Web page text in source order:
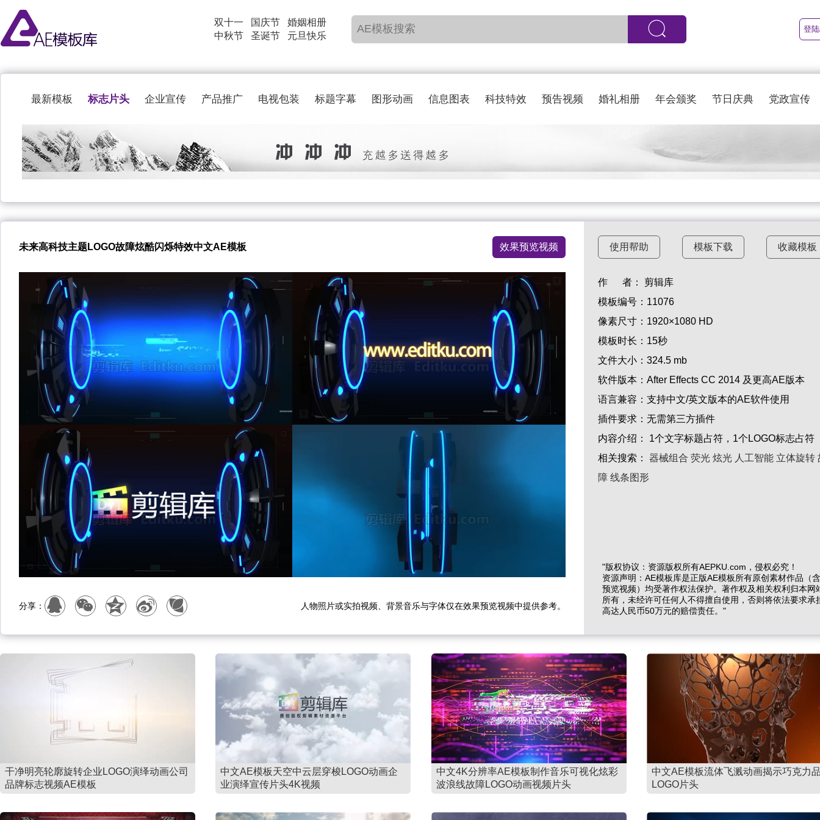
双十一
中秋节
国庆节
圣诞节
婚姻相册
元旦快乐
登
最新模板 标志片头 企业宣传 产品推广 电视包装 标题字幕 图形动画 信息图表 科技特效 预告视频 婚礼相册 年会颁奖 节日庆典 党政宣传
未来高科技主题LOGO故障炫酷闪烁特效中文AE模板 效果预览视频
分享： 人物照片或实拍视频、背景音乐与字体仅在效果预览视频中提供参考。
使用帮助 模板下载 收藏模板
作 者：
剪辑库
模板编号： 11076
像素尺寸： 1920×1080 HD
模板时长： 15秒
文件大小： 324.5 mb
软件版本： After Effects CC 2014 及更高AE版本
语言兼容： 支持中文/英文版本的AE软件使用
插件要求： 无需第三方插件
内容介绍：
1个文字标题占符，1个LOGO标志占符
相关搜索： 器械组合 荧光 炫光 人工智能 立体旋转
障 线条图形
"版权协议：资源版权所有AEPKU.com，侵权必究！
资源声明：AE模板库是正版AE模板所有原创素材作品（含
预览视频）均受著作权法保护。著作权及相关权利归本网
所有，未经许可任何人不得擅自使用，否则将依法要求承
高达人民币50万元的赔偿责任。"
干净明亮轮廓旋转企业LOGO演绎动画公司
品牌标志视频AE模板
中文AE模板天空中云层穿梭LOGO动画企
业演绎宣传片头4K视频
中文4K分辨率AE模板制作音乐可视化炫彩
波浪线故障LOGO动画视频片头
中文AE模板流体飞溅动画揭示巧克力
LOGO片头